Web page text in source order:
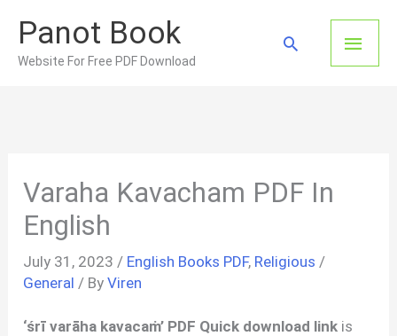
content
Panot Book
Website For Free PDF Download
Main
Search
Varaha Kavacham PDF In
English
July 31, 2023 / English Books PDF, Religious /
General / ByViren
‘śrī varāha kavacaṁ’ PDF Quick download link is